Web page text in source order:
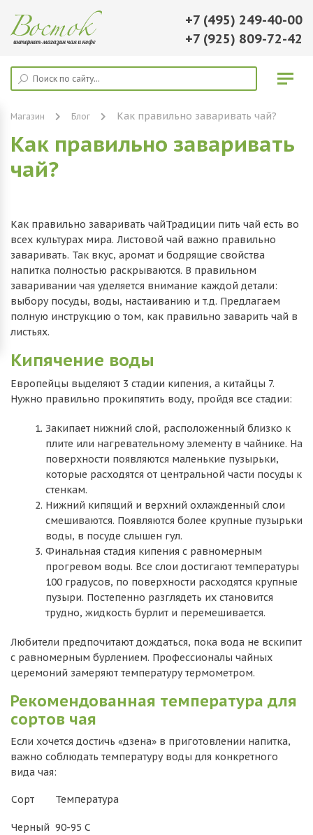
+7 (495) 249-40-00
+7 (925) 809-72-42
Магазин Блог Как правильно заваривать чай?
Как правильно заваривать
чай?
Как правильно заваривать чайТрадиции пить чай есть во
всех культурах мира. Листовой чай важно правильно
заваривать. Так вкус, аромат и бодрящие свойства
напитка полностью раскрываются. В правильном
заваривании чая уделяется внимание каждой детали:
выбору посуды, воды, настаиванию и т.д. Предлагаем
полную инструкцию о том, как правильно заварить чай в
листьях.
Кипячение воды
Европейцы выделяют 3 стадии кипения, а китайцы 7.
Нужно правильно прокипятить воду, пройдя все стадии:
Закипает нижний слой, расположенный близко к
плите или нагревательному элементу в чайнике. На
поверхности появляются маленькие пузырьки,
которые расходятся от центральной части посуды к
стенкам.
Нижний кипящий и верхний охлажденный слои
смешиваются. Появляются более крупные пузырьки
воды, в посуде слышен гул.
Финальная стадия кипения с равномерным
прогревом воды. Все слои достигают температуры
100 градусов, по поверхности расходятся крупные
пузыри. Постепенно разглядеть их становится
трудно, жидкость бурлит и перемешивается.
Любители предпочитают дождаться, пока вода не вскипит
с равномерным бурлением. Профессионалы чайных
церемоний замеряют температуру термометром.
Рекомендованная температура для
сортов чая
Если хочется достичь «дзена» в приготовлении напитка,
важно соблюдать температуру воды для конкретного
вида чая:
Сорт Температура
Черный 90-95 С